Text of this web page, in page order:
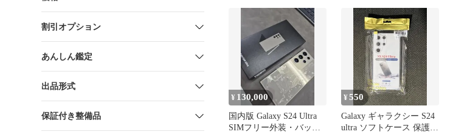
割引オプション
あんしん鑑定
出品形式
保証付き整備品
¥ 130,000
国内版 Galaxy S24 Ultra
SIMフリー外装・バッテ
¥550
Galaxy ギャラクシー S24
ultra ソフトケース 保護フ